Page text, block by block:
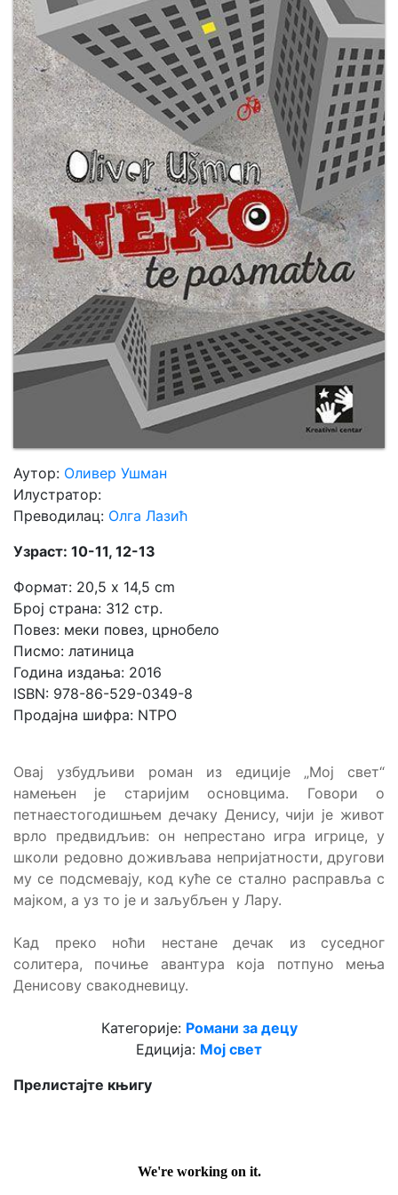
Мој
налог
Аутор: Оливер Ушман
Илустратор:
Преводилац: Олга Лазић
Узраст: 10-11, 12-13
Формат: 20,5 x 14,5 cm
Број страна: 312 стр.
Повез: меки повез, црнобело
Писмо: латиница
Година издања: 2016
ISBN: 978-86-529-0349-8
Продајна шифра: NTPO
Овај узбудљиви роман из едиције „Мој свет“
намењен је старијим основцима. Говори о
петнаестогодишњем дечаку Денису, чији је живот
врло предвидљив: он непрестано игра игрице, у
школи редовно доживљава непријатности, другови
му се подсмевају, код куће се стално расправља с
мајком, а уз то је и заљубљен у Лару.
Кад преко ноћи нестане дечак из суседног
солитера, почиње авантура која потпуно мења
Денисову свакодневицу.
Категорије: Романи за децу
Едиција: Мој свет
Прелистајте књигу